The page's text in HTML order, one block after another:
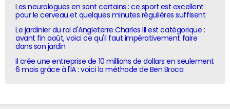
Les neurologues en sont certains : ce sport est excellent
pour le cerveau et quelques minutes régulières suffisent
Le jardinier du roi d'Angleterre Charles III est catégorique :
avant fin août, voici ce qu'il faut impérativement faire
dans son jardin
Il crée une entreprise de 10 millions de dollars en seulement
6 mois grâce à l'IA : voici la méthode de Ben Broca